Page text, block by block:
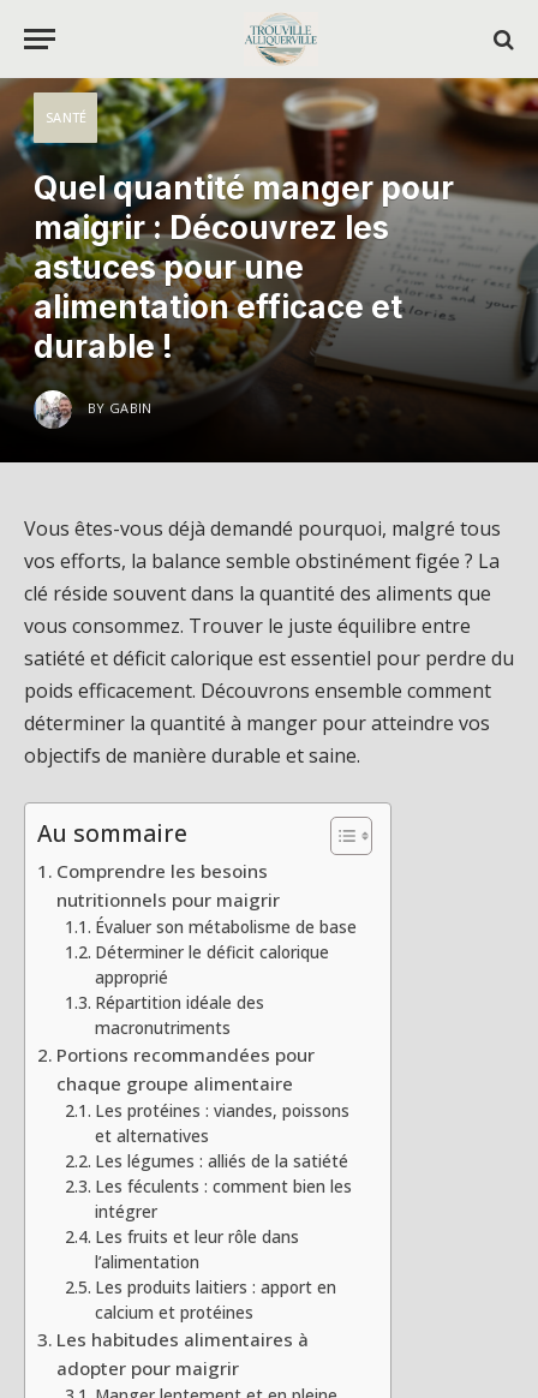
SANTÉ
Quel quantité manger pour
maigrir : Découvrez les
astuces pour une
alimentation efficace et
durable !
BY GABIN
Vous êtes-vous déjà demandé pourquoi, malgré tous
vos efforts, la balance semble obstinément figée ? La
clé réside souvent dans la quantité des aliments que
vous consommez. Trouver le juste équilibre entre
satiété et déficit calorique est essentiel pour perdre du
poids efficacement. Découvrons ensemble comment
déterminer la quantité à manger pour atteindre vos
objectifs de manière durable et saine.
Au sommaire
Comprendre les besoins
nutritionnels pour maigrir
Évaluer son métabolisme de base
Déterminer le déficit calorique
approprié
Répartition idéale des
macronutriments
Portions recommandées pour
chaque groupe alimentaire
Les protéines : viandes, poissons
et alternatives
Les légumes : alliés de la satiété
Les féculents : comment bien les
intégrer
Les fruits et leur rôle dans
l’alimentation
Les produits laitiers : apport en
calcium et protéines
Les habitudes alimentaires à
adopter pour maigrir